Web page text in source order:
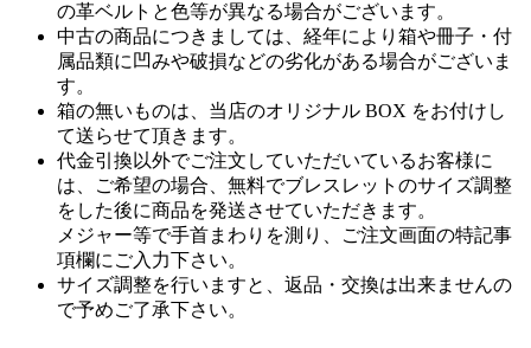
の革ベルトと色等が異なる場合がございます。
中古の商品につきましては、経年により箱や冊子・付
属品類に凹みや破損などの劣化がある場合がございま
す。
箱の無いものは、当店のオリジナル BOX をお付けし
て送らせて頂きます。
代金引換以外でご注文していただいているお客様に
は、ご希望の場合、無料でブレスレットのサイズ調整
をした後に商品を発送させていただきます。
メジャー等で手首まわりを測り、ご注文画面の特記事
項欄にご入力下さい。
サイズ調整を行いますと、返品・交換は出来ませんの
で予めご了承下さい。